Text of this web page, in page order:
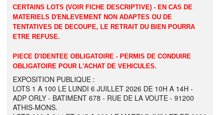
CERTAINS LOTS (VOIR FICHE DESCRIPTIVE) - EN CAS DE
MATERIELS D'ENLEVEMENT NON ADAPTES OU DE
TENTATIVES DE DECOUPE, LE RETRAIT DU BIEN POURRA
ETRE REFUSE.
PIECE D'IDENTEE OBLIGATOIRE - PERMIS DE CONDUIRE
OBLIGATOIRE POUR L'ACHAT DE VEHICULES.
EXPOSITION PUBLIQUE :
LOTS 1 A 100 LE LUNDI 6 JUILLET 2026 DE 10H A 14H -
ADP ORLY - BATIMENT 678 - RUE DE LA VOUTE - 91200
ATHIS-MONS.